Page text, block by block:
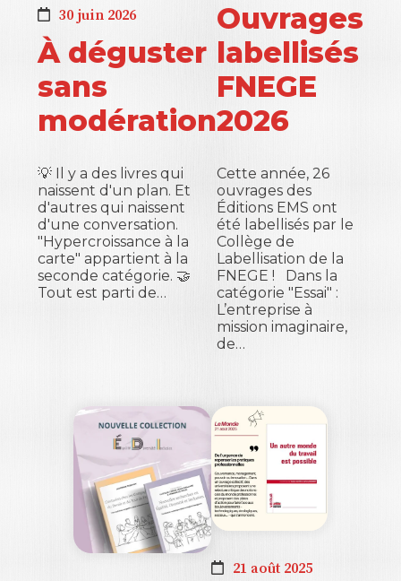
30 juin 2026
À déguster
sans
modération
💡 Il y a des livres qui
naissent d'un plan. Et
d'autres qui naissent
d'une conversation.
"Hypercroissance à la
carte" appartient à la
seconde catégorie. 🤝
Tout est parti de…
Ouvrages
labellisés
FNEGE
2026
Cette année, 26
ouvrages des
Éditions EMS ont
été labellisés par le
Collège de
Labellisation de la
FNEGE ! Dans la
catégorie "Essai" :
L’entreprise à
mission imaginaire,
de…
21 août 2025